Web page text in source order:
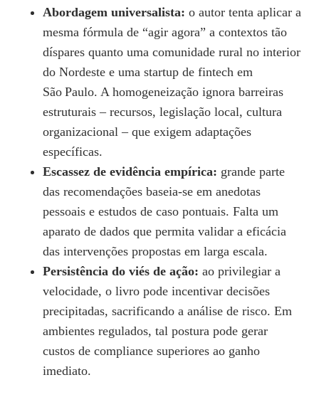
Abordagem universalista: o autor tenta aplicar a
mesma fórmula de “agir agora” a contextos tão
díspares quanto uma comunidade rural no interior
do Nordeste e uma startup de fintech em
São Paulo. A homogeneização ignora barreiras
estruturais – recursos, legislação local, cultura
organizacional – que exigem adaptações
específicas.
Escassez de evidência empírica: grande parte
das recomendações baseia‑se em anedotas
pessoais e estudos de caso pontuais. Falta um
aparato de dados que permita validar a eficácia
das intervenções propostas em larga escala.
Persistência do viés de ação: ao privilegiar a
velocidade, o livro pode incentivar decisões
precipitadas, sacrificando a análise de risco. Em
ambientes regulados, tal postura pode gerar
custos de compliance superiores ao ganho
imediato.